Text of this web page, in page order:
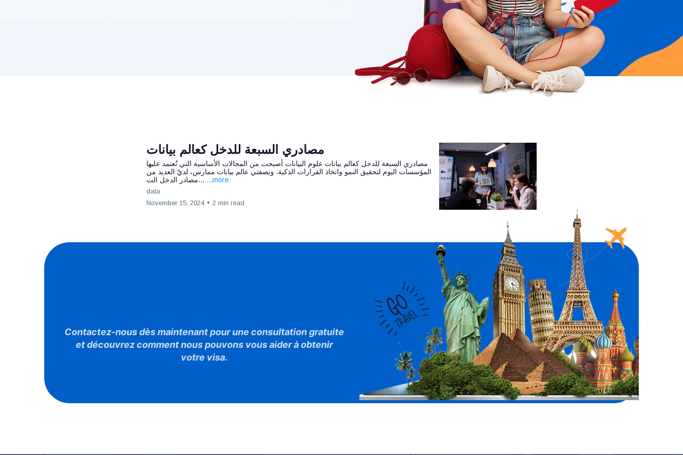
مصادري السبعة للدخل كعالم بيانات
مصادري السبعة للدخل كعالم بيانات علوم البيانات أصبحت من المجالات الأساسية التي تُعتمد عليها
المؤسسات اليوم لتحقيق النمو واتخاذ القرارات الذكية. وبصفتي عالم بيانات ممارس، لديّ العديد من
مصادر الدخل الت... ...more
data
November 15, 2024 • 2 min read
Contactez-nous dès maintenant pour une consultation gratuite
et découvrez comment nous pouvons vous aider à obtenir
votre visa.